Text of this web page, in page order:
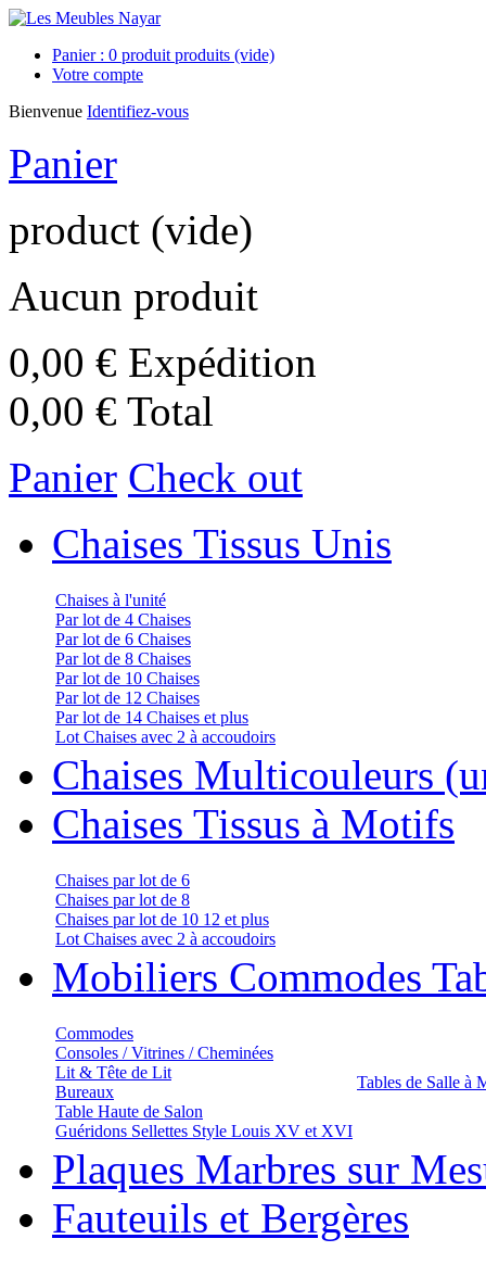
Panier : 0 produit produits (vide)
Votre compte
Bienvenue Identifiez-vous
Panier
product (vide)
Aucun produit
0,00 € Expédition
0,00 € Total
Panier Check out
Chaises Tissus Unis
Chaises à l'unité
Par lot de 4 Chaises
Par lot de 6 Chaises
Par lot de 8 Chaises
Par lot de 10 Chaises
Par lot de 12 Chaises
Par lot de 14 Chaises et plus
Lot Chaises avec 2 à accoudoirs
Chaises Multicouleurs
Chaises Tissus à Motifs
Chaises par lot de 6
Chaises par lot de 8
Chaises par lot de 10 12 et plus
Lot Chaises avec 2 à accoudoirs
Mobiliers Commodes
Commodes
Consoles / Vitrines / Cheminées
Lit & Tête de Lit
Bureaux
Table Haute de Salon
Guéridons Sellettes Style Louis XV et XVI
Tables de Salle à
Plaques Marbres sur
Fauteuils et Bergères